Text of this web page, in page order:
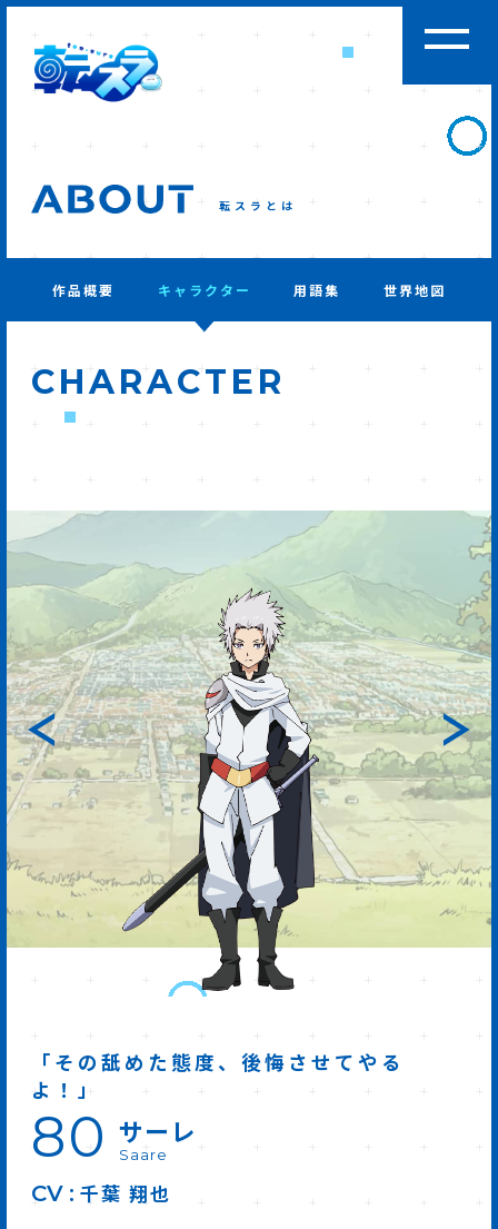
転スラとは
作品概要 キャラクター 用語集 世界地図
CHARACTER
「その舐めた態度、後悔させてやる
よ！」
80 サーレ
Saare
CV 千葉 翔也